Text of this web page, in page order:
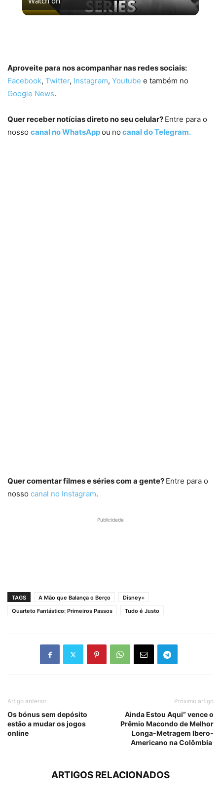
Video
Aproveite para nos acompanhar nas redes sociais:
Facebook, Twitter, Instagram, Youtube e também no
Google News.
Quer receber notícias direto no seu celular? Entre para o
nosso canal no WhatsAppou no canal do Telegram.
Quer comentar filmes e séries com a gente? Entre para o
nosso canal no Instagram.
Publicidade
TAGS A Mão que Balança o Berço
Disney+
Quarteto Fantástico: Primeiros Passos
Tudo é Justo
Artigo anterior
Os bónus sem depósito
estão a mudar os jogos
online
Próximo artigo
Ainda Estou Aqui” vence o
Prêmio Macondo de Melhor
Longa-Metragem Ibero-
Americano na Colômbia
ARTIGOS RELACIONADOS